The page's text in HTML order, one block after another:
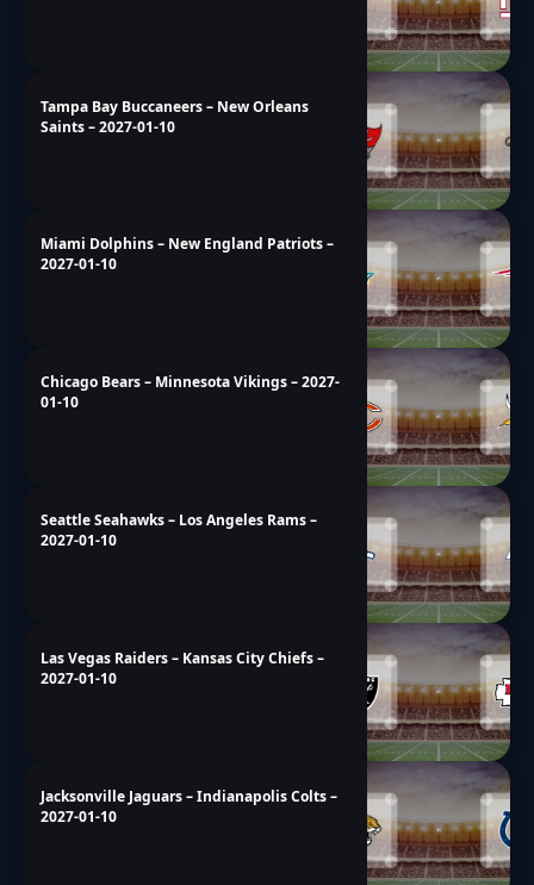
Tampa Bay Buccaneers – New Orleans
Saints – 2027-01-10
Miami Dolphins – New England Patriots –
2027-01-10
Chicago Bears – Minnesota Vikings – 2027-
01-10
Seattle Seahawks – Los Angeles Rams –
2027-01-10
Las Vegas Raiders – Kansas City Chiefs –
2027-01-10
Jacksonville Jaguars – Indianapolis Colts –
2027-01-10